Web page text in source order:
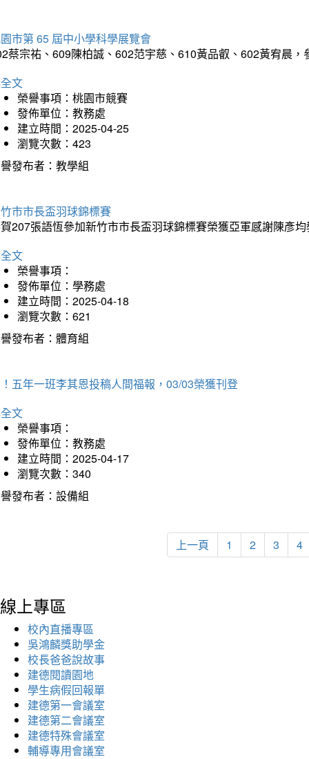
市第 65 屆中小學科學展覽會
蔡宗祐、609陳柏誠、602范宇慈、610黃品叡、602黃宥晨
文
榮譽事項：桃園市競賽
發佈單位：教務處
建立時間：2025-04-25
瀏覽次數：423
發布者：教學組
市市長盃羽球錦標賽
207張語恆參加新竹市市長盃羽球錦標賽榮獲亞軍感謝陳彥
文
榮譽事項：
發佈單位：學務處
建立時間：2025-04-18
瀏覽次數：621
發布者：體育組
五年一班李其恩投稿人間福報，03/03榮獲刊登
文
榮譽事項：
發佈單位：教務處
建立時間：2025-04-17
瀏覽次數：340
發布者：設備組
上一頁 1 2 3 4
線上專區
校內直播專區
吳鴻麟獎助學金
校長爸爸說故事
建德閱讀園地
學生病假回報單
建德第一會議室
建德第二會議室
建德特殊會議室
輔導專用會議室